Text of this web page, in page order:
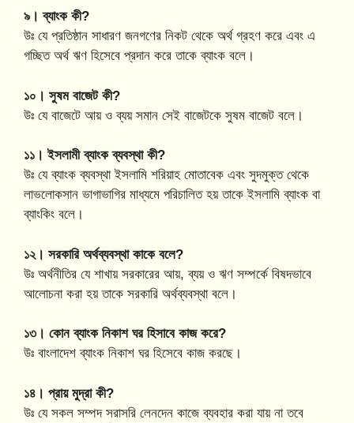
৯। ব্যাংক কী?
উঃ যে প্রতিষ্ঠান সাধারণ জনগণের নিকট থেকে অর্থ গ্রহণ করে এবং এ
গচ্ছিত অর্থ ঋণ হিসেবে প্রদান করে তাকে ব্যাংক বলে।
১০। সুষম বাজেট কী?
উঃ যে বাজেটে আয় ও ব্যয় সমান সেই বাজেটকে সুষম বাজেট বলে।
১১। ইসলামী ব্যাংক ব্যবস্থা কী?
উঃ যে ব্যাংক ব্যবস্থা ইসলামি শরিয়াহ মোতাবেক এবং সুদমুক্ত থেকে
লাভলোকসান ভাগাভাগির মাধ্যমে পরিচালিত হয় তাকে ইসলামি ব্যাংক বা
ব্যাংকিং বলে।
১২। সরকারি অর্থব্যবস্থা কাকে বলে?
উঃ অর্থনীতির যে শাখায় সরকারের আয়, ব্যয় ও ঋণ সম্পর্কে বিষদভাবে
আলোচনা করা হয় তাকে সরকারি অর্থব্যবস্থা বলে।
১৩। কোন ব্যাংক নিকাশ ঘর হিসাবে কাজ করে?
উঃ বাংলাদেশ ব্যাংক নিকাশ ঘর হিসেবে কাজ করছে।
১৪। প্রায় মুদ্রা কী?
উঃ যে সকল সম্পদ সরাসরি লেনদেন কাজে ব্যবহার করা যায় না তবে